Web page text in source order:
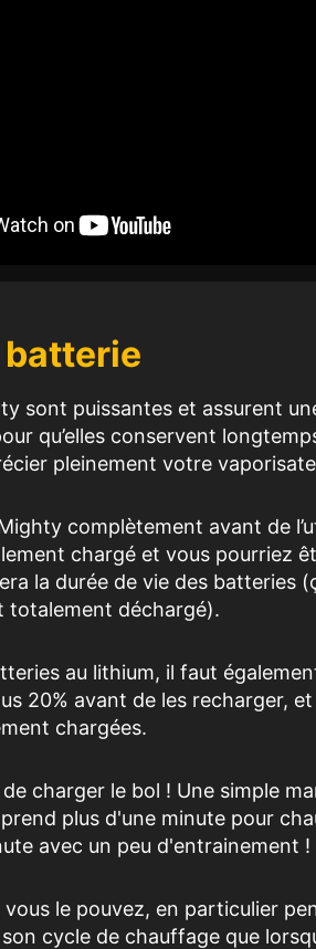
batterie
sont puissantes et assurent
qu’elles conservent
pleinement votre
complètement avant de
chargé et vous pourriez
la durée de vie des batteries
totalement déchargé).
au lithium, il faut
20% avant de les recharger,
chargées.
charger le bol ! Une simple
plus d'une minute pour
avec un peu d'entrainement !
le pouvez, en particulier
cycle de chauffage que